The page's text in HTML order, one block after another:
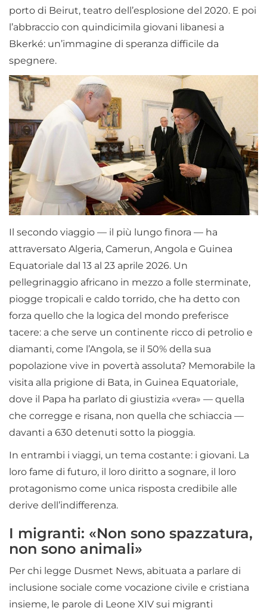
porto di Beirut, teatro dell’esplosione del 2020. E poi
l’abbraccio con quindicimila giovani libanesi a
Bkerké: un’immagine di speranza difficile da
spegnere.
Il secondo viaggio — il più lungo finora — ha
attraversato Algeria, Camerun, Angola e Guinea
Equatoriale dal 13 al 23 aprile 2026. Un
pellegrinaggio africano in mezzo a folle sterminate,
piogge tropicali e caldo torrido, che ha detto con
forza quello che la logica del mondo preferisce
tacere: a che serve un continente ricco di petrolio e
diamanti, come l’Angola, se il 50% della sua
popolazione vive in povertà assoluta? Memorabile la
visita alla prigione di Bata, in Guinea Equatoriale,
dove il Papa ha parlato di giustizia «vera» — quella
che corregge e risana, non quella che schiaccia —
davanti a 630 detenuti sotto la pioggia.
In entrambi i viaggi, un tema costante: i giovani. La
loro fame di futuro, il loro diritto a sognare, il loro
protagonismo come unica risposta credibile alle
derive dell’indifferenza.
I migranti: «Non sono spazzatura,
non sono animali»
Per chi legge Dusmet News, abituata a parlare di
inclusione sociale come vocazione civile e cristiana
insieme, le parole di Leone XIV sui migranti